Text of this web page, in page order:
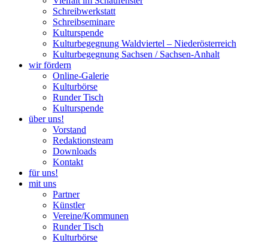
Schreibwerkstatt
Schreibseminare
Kulturspende
Kulturbegegnung Waldviertel – Niederösterreich
Kulturbegegnung Sachsen / Sachsen-Anhalt
wir fördern
Online-Galerie
Kulturbörse
Runder Tisch
Kulturspende
über uns!
Vorstand
Redaktionsteam
Downloads
Kontakt
für uns!
mit uns
Partner
Künstler
Vereine/Kommunen
Runder Tisch
Kulturbörse